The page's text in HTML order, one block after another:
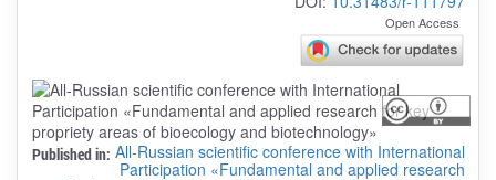
Open Access
Published in: All-Russian scientific conference with International
Participation «Fundamental and applied research